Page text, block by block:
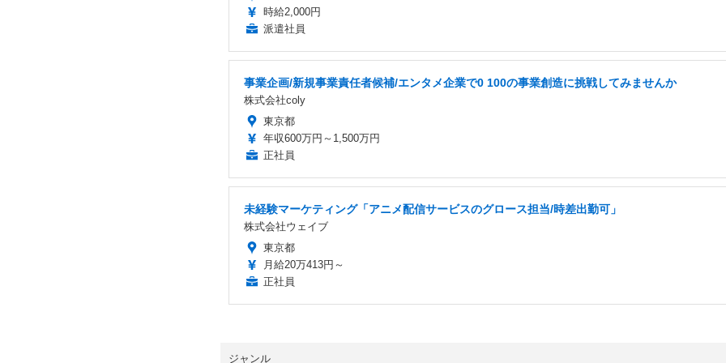
時給2,000円
派遣社員
事業企画/新規事業責任者候補/エンタメ企業で0 100の事業創造に挑戦してみませんか
株式会社coly
東京都
年収600万円～1,500万円
正社員
未経験マーケティング「アニメ配信サービスのグロース担当/時差出勤可」
株式会社ウェイブ
東京都
月給20万413円～
正社員
ジャンル